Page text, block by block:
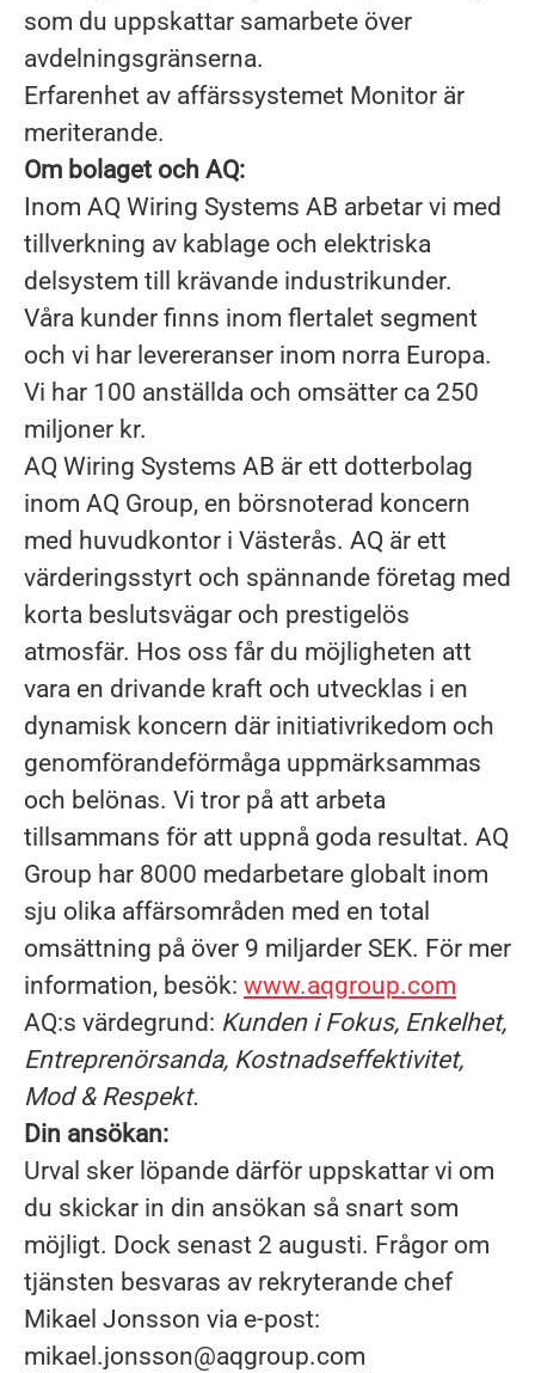
som du uppskattar samarbete över
avdelningsgränserna.
Erfarenhet av affärssystemet Monitor är
meriterande.
Om bolaget och AQ:
Inom AQ Wiring Systems AB arbetar vi med
tillverkning av kablage och elektriska
delsystem till krävande industrikunder.
Våra kunder finns inom flertalet segment
och vi har levereranser inom norra Europa.
Vi har 100 anställda och omsätter ca 250
miljoner kr.
AQ Wiring Systems AB är ett dotterbolag
inom AQ Group, en börsnoterad koncern
med huvudkontor i Västerås. AQ är ett
värderingsstyrt och spännande företag med
korta beslutsvägar och prestigelös
atmosfär. Hos oss får du möjligheten att
vara en drivande kraft och utvecklas i en
dynamisk koncern där initiativrikedom och
genomförandeförmåga uppmärksammas
och belönas. Vi tror på att arbeta
tillsammans för att uppnå goda resultat. AQ
Group har 8000 medarbetare globalt inom
sju olika affärsområden med en total
omsättning på över 9 miljarder SEK. För mer
information, besök: www.aqgroup.com
AQ:s värdegrund: Kunden i Fokus, Enkelhet,
Entreprenörsanda, Kostnadseffektivitet,
Mod & Respekt.
Din ansökan:
Urval sker löpande därför uppskattar vi om
du skickar in din ansökan så snart som
möjligt. Dock senast 2 augusti. Frågor om
tjänsten besvaras av rekryterande chef
Mikael Jonsson via e-post:
mikael.jonsson@aqgroup.com